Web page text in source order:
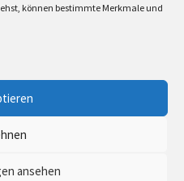
können bestimmte Merkmale und
ansehen
Vinylexpress zum